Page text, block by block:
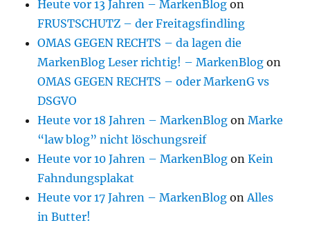
Heute vor 13 Jahren – MarkenBlog on
FRUSTSCHUTZ – der Freitagsfindling
OMAS GEGEN RECHTS – da lagen die
MarkenBlog Leser richtig! – MarkenBlog on
OMAS GEGEN RECHTS – oder MarkenG vs
DSGVO
Heute vor 18 Jahren – MarkenBlog onMarke
“law blog” nicht löschungsreif
Heute vor 10 Jahren – MarkenBlog onKein
Fahndungsplakat
Heute vor 17 Jahren – MarkenBlog onAlles
in Butter!